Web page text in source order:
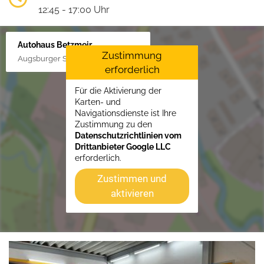
12:45 - 17:00 Uhr
Autohaus Betzmeir
Augsburger Str. 33, 86551 Aichach
Zustimmung
erforderlich
Für die Aktivierung der
Karten- und
Navigationsdienste ist Ihre
Zustimmung zu den
Datenschutzrichtlinien vom
Drittanbieter Google LLC
erforderlich.
Zustimmen und
aktivieren